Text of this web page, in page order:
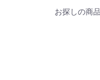
お探しの商